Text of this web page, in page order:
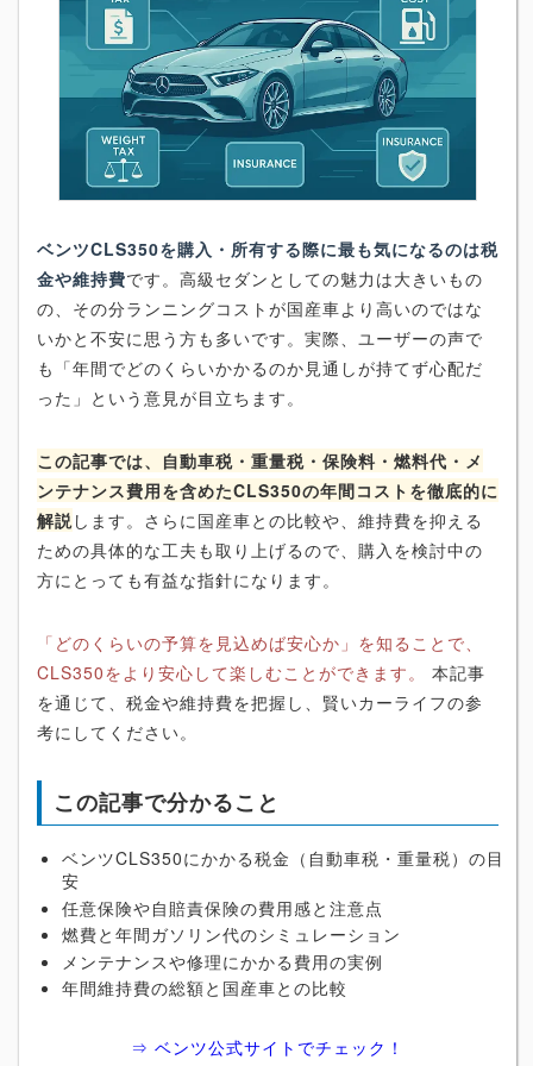
ベンツCLS350を購入・所有する際に最も気になるのは税
金や維持費です。高級セダンとしての魅力は大きいもの
の、その分ランニングコストが国産車より高いのではな
いかと不安に思う方も多いです。実際、ユーザーの声で
も「年間でどのくらいかかるのか見通しが持てず心配だ
った」という意見が目立ちます。
この記事では、自動車税・重量税・保険料・燃料代・メ
ンテナンス費用を含めたCLS350の年間コストを徹底的に
解説します。さらに国産車との比較や、維持費を抑える
ための具体的な工夫も取り上げるので、購入を検討中の
方にとっても有益な指針になります。
「どのくらいの予算を見込めば安心か」を知ることで、
CLS350をより安心して楽しむことができます。
本記事
を通じて、税金や維持費を把握し、賢いカーライフの参
考にしてください。
この記事で分かること
ベンツCLS350にかかる税金（自動車税・重量税）の目
安
任意保険や自賠責保険の費用感と注意点
燃費と年間ガソリン代のシミュレーション
メンテナンスや修理にかかる費用の実例
年間維持費の総額と国産車との比較
⇒ ベンツ公式サイトでチェック！